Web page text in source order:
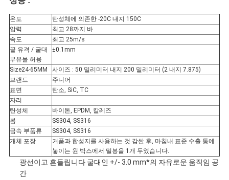
요
구
하
세
요
사
온도
탄성체에 의존한 -20C 내지 150C
압력
최고 28까지 바
속도
최고 25m/s
끝 유격 / 굴대
부유물 허용
±0.1mm
Size24-65MM
사이즈 : 50 밀리미터 내지 200 밀리미터 (2 내지 7.875)
브랜드
주니어
표면
탄소, SiC, TC
자리
탄성체
바이톤, EPDM, 칼레즈
봄
SS304, SS316
금속 부품류
SS304, SS316
개체 포장
거품과 합성지를 사용하는 것 감싼 후, 마침내 표준 수출 통에
놓이는 원 박스에서 밀봉을 1개 두었습니다.
광선이고 흔들립니다 굴대인 +/- 3.0 mm*의 자유로운 움직임 공
간